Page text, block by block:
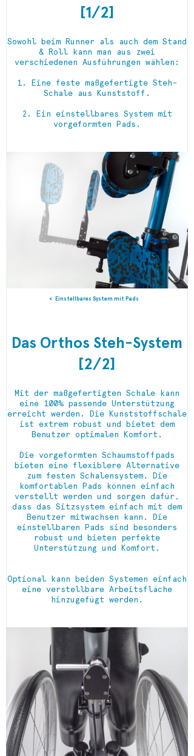
[1/2]
Sowohl beim Runner als auch dem Stand
& Roll kann man aus zwei
verschiedenen Ausführungen wählen:
1. Eine feste maßgefertigte Steh-
Schale aus Kunststoff.
2. Ein einstellbares System mit
vorgeformten Pads.
Einstellbares System mit Pads
Das Orthos Steh-System
[2/2]
Mit der maßgefertigten Schale kann
eine 100% passende Unterstützung
erreicht werden. Die Kunststoffschale
ist extrem robust und bietet dem
Benutzer optimalen Komfort.
Die vorgeformten Schaumstoffpads
bieten eine flexiblere Alternative
zum festen Schalensystem. Die
komfortablen Pads können einfach
verstellt werden und sorgen dafür,
dass das Sitzsystem einfach mit dem
Benutzer mitwachsen kann. Die
einstellbaren Pads sind besonders
robust und bieten perfekte
Unterstützung und Komfort.
Optional kann beiden Systemen einfach
eine verstellbare Arbeitsfläche
hinzugefügt werden.